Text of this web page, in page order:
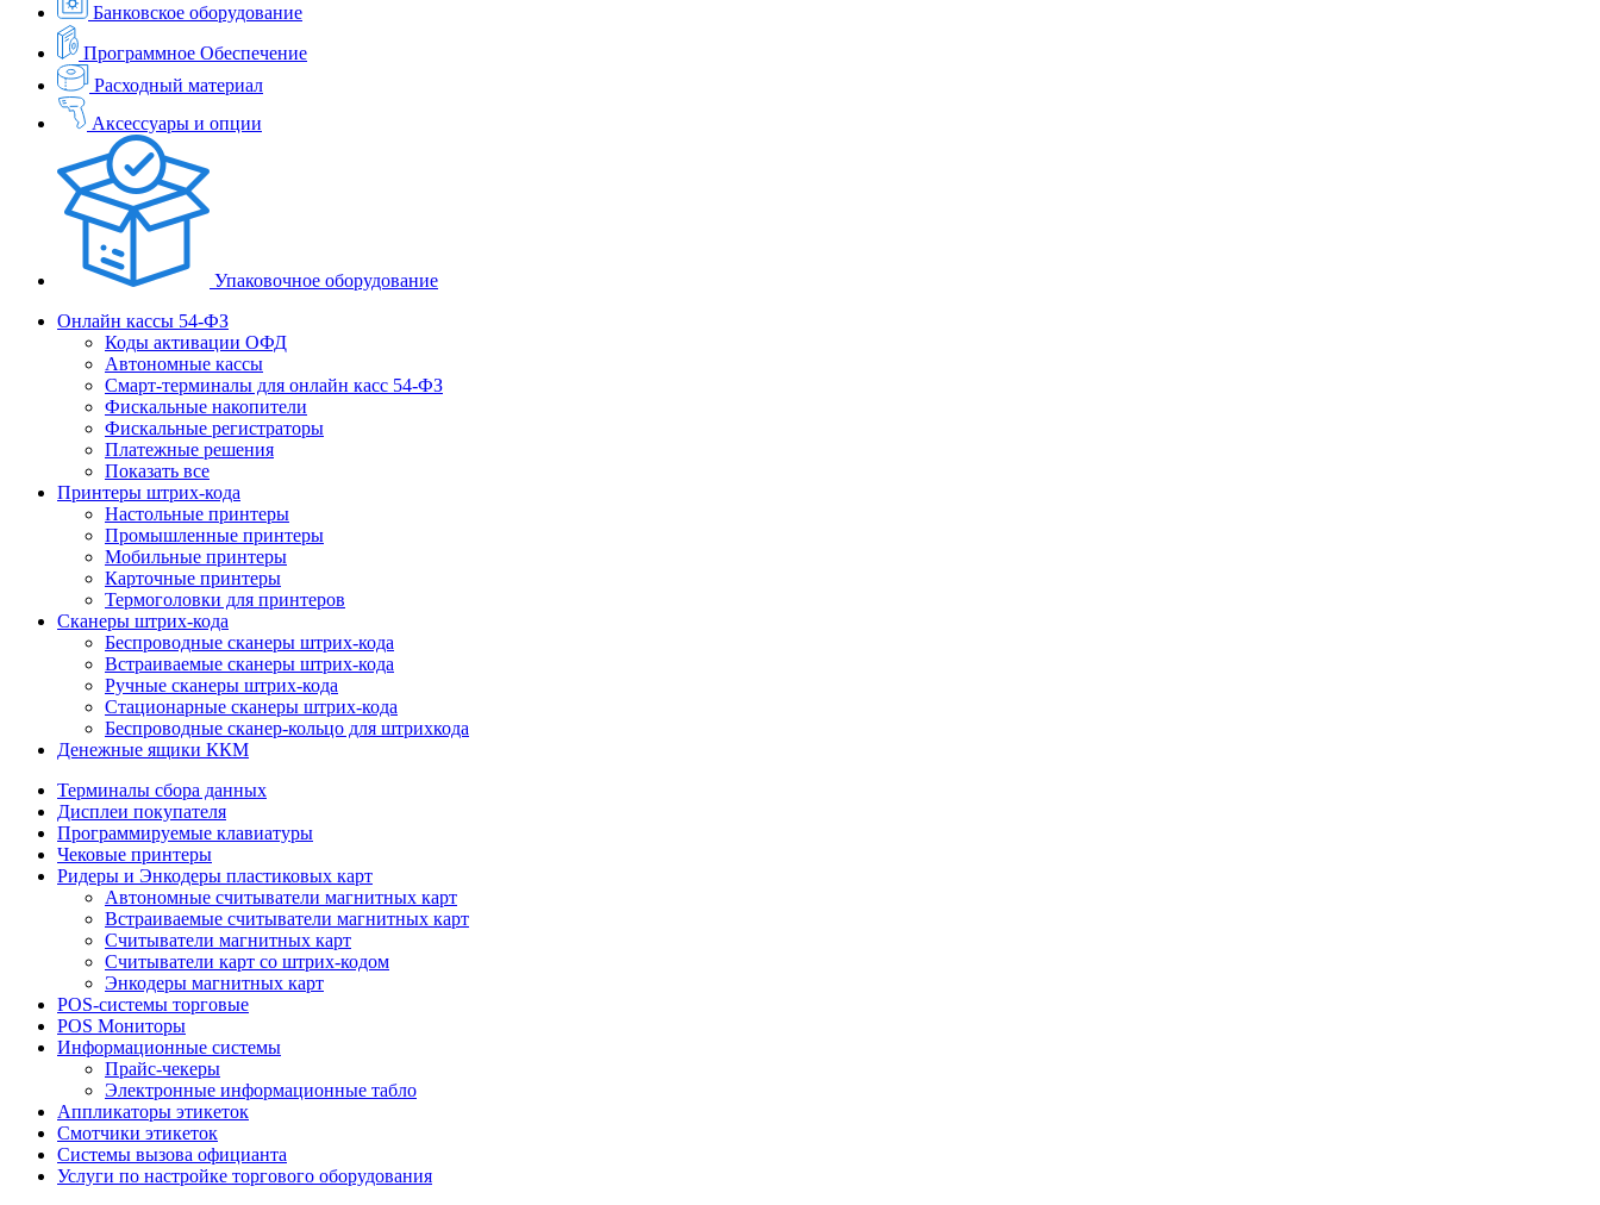
Банковское оборудование
Программное Обеспечение
Расходный материал
Аксессуары и опции
Упаковочное оборудование
Онлайн кассы 54-ФЗ
Коды активации ОФД
Автономные кассы
Смарт-терминалы для онлайн касс 54-ФЗ
Фискальные накопители
Фискальные регистраторы
Платежные решения
Показать все
Принтеры штрих-кода
Настольные принтеры
Промышленные принтеры
Мобильные принтеры
Карточные принтеры
Термоголовки для принтеров
Сканеры штрих-кода
Беспроводные сканеры штрих-кода
Встраиваемые сканеры штрих-кода
Ручные сканеры штрих-кода
Стационарные сканеры штрих-кода
Беспроводные сканер-кольцо для штрихкода
Денежные ящики ККМ
Терминалы сбора данных
Дисплеи покупателя
Программируемые клавиатуры
Чековые принтеры
Ридеры и Энкодеры пластиковых карт
Автономные считыватели магнитных карт
Встраиваемые считыватели магнитных карт
Считыватели магнитных карт
Считыватели карт со штрих-кодом
Энкодеры магнитных карт
POS-системы торговые
POS Мониторы
Информационные системы
Прайс-чекеры
Электронные информационные табло
Аппликаторы этикеток
Смотчики этикеток
Системы вызова официанта
Услуги по настройке торгового оборудования